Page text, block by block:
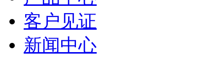
客户见证
新闻中心